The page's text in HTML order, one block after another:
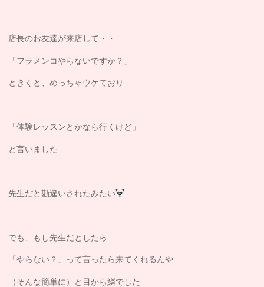
店長のお友達が来店して・・
「フラメンコやらないですか？」
ときくと、めっちゃウケており
「体験レッスンとかなら行くけど」
と言いました
先生だと勘違いされたみたい
でも、もし先生だとしたら
「やらない？」って言ったら来てくれるんや!
（そんな簡単に）と目から鱗でした